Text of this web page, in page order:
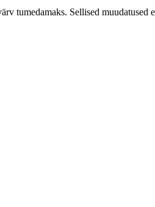
tumedamaks. Sellised muudatused